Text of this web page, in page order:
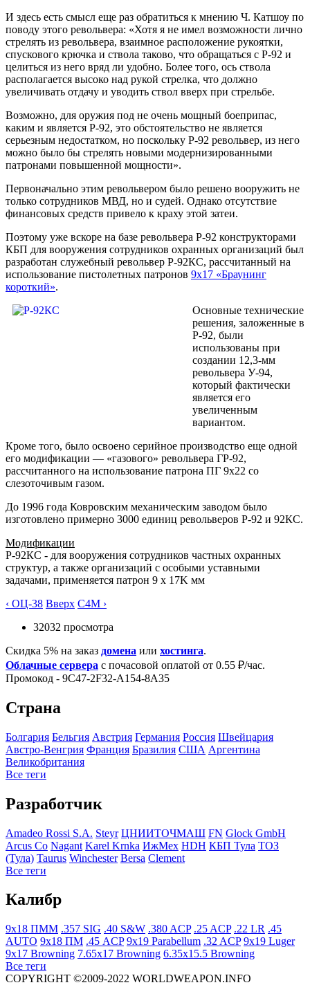
И здесь есть смысл еще раз обратиться к мнению Ч. Катшоу по
поводу этого револьвера: «Хотя я не имел возможности лично
стрелять из револьвера, взаимное расположение рукоятки,
спускового крючка и ствола таково, что обращаться с Р-92 и
целиться из него вряд ли удобно. Более того, ось ствола
располагается высоко над рукой стрелка, что должно
увеличивать отдачу и уводить ствол вверх при стрельбе.
Возможно, для оружия под не очень мощный боеприпас,
каким и является Р-92, это обстоятельство не является
серьезным недостатком, но поскольку Р-92 револьвер, из него
можно было бы стрелять новыми модернизированными
патронами повышенной мощности».
Первоначально этим револьвером было решено вооружить не
только сотрудников МВД, но и судей. Однако отсутствие
финансовых средств привело к краху этой затеи.
Поэтому уже вскоре на базе револьвера Р-92 конструкторами
КБП для вооружения сотрудников охранных организаций был
разработан служебный револьвер Р-92КС, рассчитанный на
использование пистолетных патронов 9х17 «Браунинг
короткий».
Основные технические
решения, заложенные в
Р-92, были
использованы при
создании 12,3-мм
револьвера У-94,
который фактически
является его
увеличенным
вариантом.
Кроме того, было освоено серийное производство еще одной
его модификации — «газового» револьвера ГР-92,
рассчитанного на использование патрона ПГ 9х22 со
слезоточивым газом.
До 1996 года Ковровским механическим заводом было
изготовлено примерно 3000 единиц револьверов Р-92 и 92КС.
Модификации
Р-92КС - для вооружения сотрудников частных охранных
структур, а также организаций с особыми уставными
задачами, применяется патрон 9 х 17K мм
‹ ОЦ-38 Вверх С4М ›
32032 просмотра
Скидка 5% на заказ домена или хостинга.
Облачные сервера с почасовой оплатой от 0.55 ₽/час.
Промокод - 9C47-2F32-A154-8A35
Страна
Болгария Бельгия Австрия Германия Росcия Швейцария
Австро-Венгрия Франция Бразилия США Аргентина
Великобритания
Все теги
Разработчик
Amadeo Rossi S.A. Steyr ЦНИИТОЧМАШ FN Glock GmbH
Arcus Co Nagant Karel Krnka ИжМех HDH КБП Тула ТОЗ
(Тула) Taurus Winchester Bersa Clement
Все теги
Калибр
9x18 ПММ .357 SIG .40 S&W .380 ACP .25 ACP .22 LR .45
AUTO 9x18 ПМ .45 ACP 9x19 Parabellum .32 ACP 9x19 Luger
9x17 Browning 7.65x17 Browning 6.35x15.5 Browning
Все теги
COPYRIGHT ©2009-2022 WORLDWEAPON.INFO